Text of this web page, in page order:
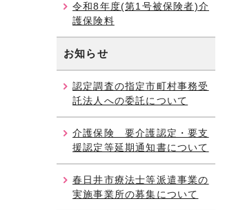
令和8年度(第1号被保険者)介
護保険料
お知らせ
認定調査の指定市町村事務受
託法人への委託について
介護保険 要介護認定・要支
援認定等延期通知書について
春日井市療法士等派遣事業の
実施事業所の募集について